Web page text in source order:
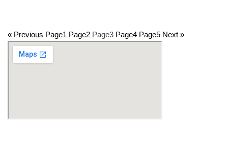
« Previous Page1 Page2 Page3 Page4 Page5 Next »